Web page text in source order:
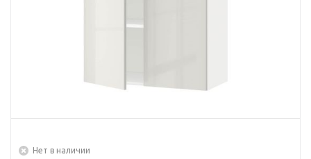
Нет в наличии